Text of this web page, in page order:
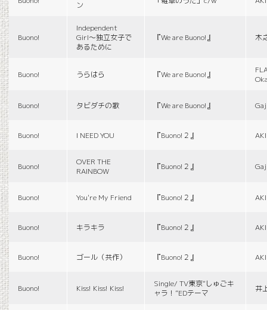
ン
Buono!
Independent
Girl〜独立女子で
あるために
『We are Buono!』 木
Buono! うらはら 『We are Buono!』
Buono! タビダチの歌 『We are Buono!』
Buono! I NEED YOU 『Buono!２』
Buono!
OVER THE
RAINBOW
『Buono!２』
Buono! You're My Friend 『Buono!２』
Buono! キラキラ 『Buono!２』
Buono! ゴール（共作） 『Buono!２』
Buono! Kiss! Kiss! Kiss!
Single/ TV東京“しゅごキ
ャラ！”EDテーマ
井